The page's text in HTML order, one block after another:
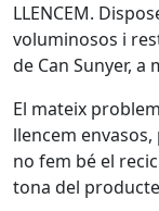
LLENCEM.
voluminosos i
de Can Sunyer, a
El mateix
llencem
no fem bé el
tona del